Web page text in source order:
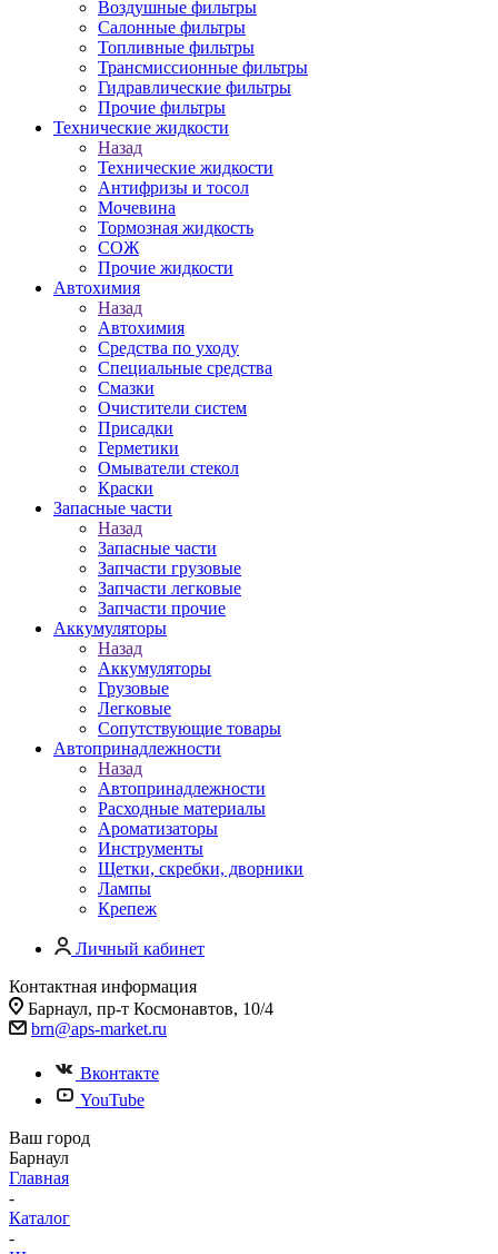
Воздушные фильтры
Салонные фильтры
Топливные фильтры
Трансмиссионные фильтры
Гидравлические фильтры
Прочие фильтры
Технические жидкости
Назад
Технические жидкости
Антифризы и тосол
Мочевина
Тормозная жидкость
СОЖ
Прочие жидкости
Автохимия
Назад
Автохимия
Средства по уходу
Специальные средства
Смазки
Очистители систем
Присадки
Герметики
Омыватели стекол
Краски
Запасные части
Назад
Запасные части
Запчасти грузовые
Запчасти легковые
Запчасти прочие
Аккумуляторы
Назад
Аккумуляторы
Грузовые
Легковые
Сопутствующие товары
Автопринадлежности
Назад
Автопринадлежности
Расходные материалы
Ароматизаторы
Инструменты
Щетки, скребки, дворники
Лампы
Крепеж
Личный кабинет
Контактная информация
Барнаул, пр-т Космонавтов, 10/4
brn@aps-market.ru
Вконтакте
YouTube
Ваш город
Барнаул
Главная
-
Каталог
-